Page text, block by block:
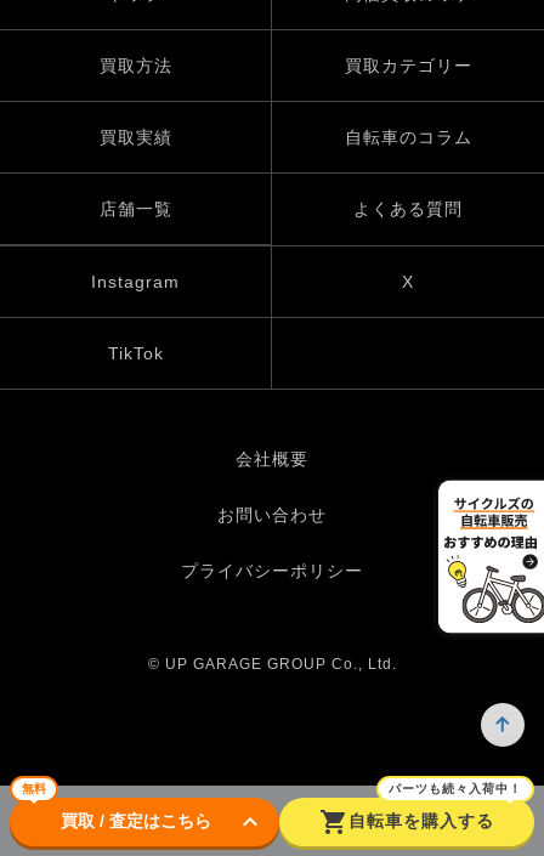
無料
買取 / 査定はこちら keyboard_arrow_down shopping_cart
パーツも続々入荷中！
自転車を購入する
買取方法 買取カテゴリー
買取実績 自転車のコラム
店舗一覧 よくある質問
Instagram X
TikTok
会社概要
お問い合わせ
プライバシーポリシー
© UP GARAGE GROUP Co., Ltd.